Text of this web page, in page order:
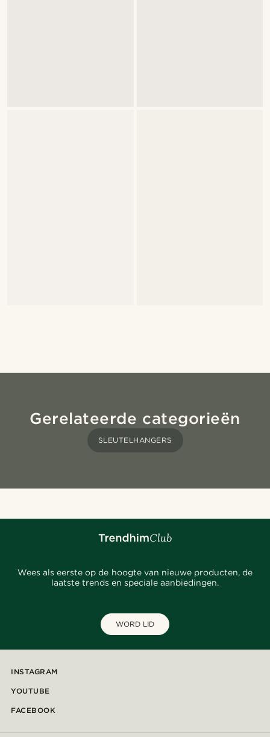
Gerelateerde categorieën
SLEUTELHANGERS
Wees als eerste op de hoogte van nieuwe producten, de
laatste trends en speciale aanbiedingen.
WORD LID
INSTAGRAM
YOUTUBE
FACEBOOK